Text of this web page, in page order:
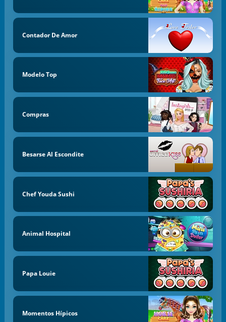
Contador De Amor
Modelo Top
Compras
Besarse Al Escondite
Chef Youda Sushi
Animal Hospital
Papa Louie
Momentos Hípicos